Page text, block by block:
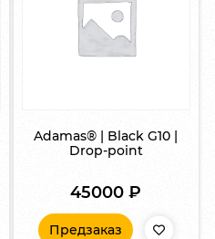
Adamas® | Black G10 |
Drop-point
45000₽
Предзаказ